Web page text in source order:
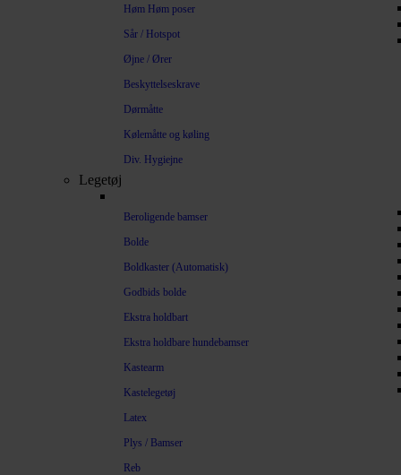
Høm Høm poser
Sår / Hotspot
Øjne / Ører
Beskyttelseskrave
Dørmåtte
Kølemåtte og køling
Div. Hygiejne
Legetøj
Beroligende bamser
Bolde
Boldkaster (Automatisk)
Godbids bolde
Ekstra holdbart
Ekstra holdbare hundebamser
Kastearm
Kastelegetøj
Latex
Plys / Bamser
Reb